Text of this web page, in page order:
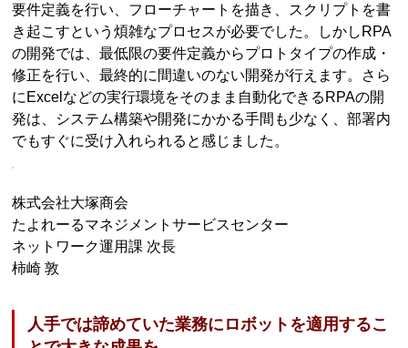
要件定義を行い、フローチャートを描き、スクリプトを書
き起こすという煩雑なプロセスが必要でした。しかしRPA
の開発では、最低限の要件定義からプロトタイプの作成・
修正を行い、最終的に間違いのない開発が行えます。さら
にExcelなどの実行環境をそのまま自動化できるRPAの開
発は、システム構築や開発にかかる手間も少なく、部署内
でもすぐに受け入れられると感じました。
株式会社大塚商会
たよれーるマネジメントサービスセンター
ネットワーク運用課 次長
柿崎 敦
人手では諦めていた業務にロボットを適用するこ